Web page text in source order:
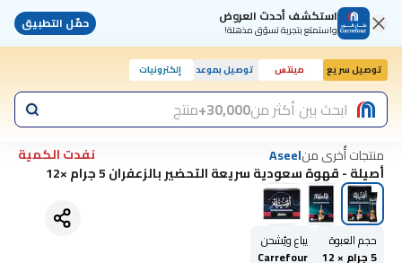
استكشف أحدث العروض
واستمتع بتجربة تسوّق مذهلة! حمّل التطبيق
توصيل سريع مينتس توصيل بموعد إلكترونيات
ابحث بين أكثر من30,000+ منتج
منتجات أُخرى منAseel
نفدت الكمية
أصيلة - قهوة سعودية سريعة التحضير بالزعفران 5 جرام ×12
حجم العبوة
5 جرام × 12
يباع ويُشحن
Carrefour